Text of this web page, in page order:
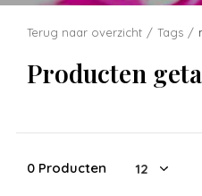
Terug naar overzicht Tags
Producten
0 Producten